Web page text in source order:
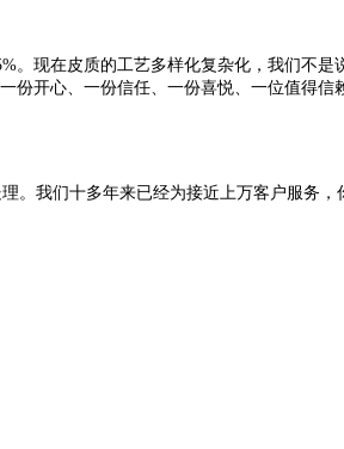
现在皮质的工艺多样化复杂化，我们不
开心、一份信任、一份喜悦、一位值得
我们十多年来已经为接近上万客户服务